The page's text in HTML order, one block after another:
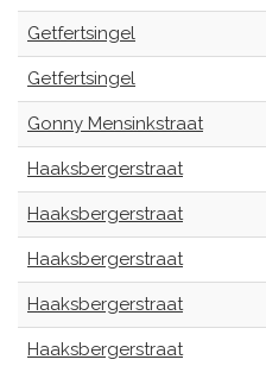
Getfertsingel
Getfertsingel
Gonny Mensinkstraat
Haaksbergerstraat
Haaksbergerstraat
Haaksbergerstraat
Haaksbergerstraat
Haaksbergerstraat